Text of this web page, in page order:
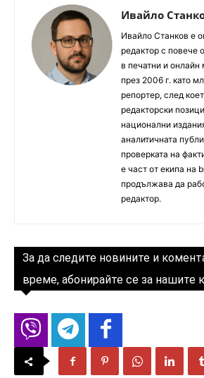
Ивайло
Ивайло Станков е
редактор с повече
в печатни и
през 2006 г. като
репортер, след
редакторски
национални
аналитичната
проверката на
е част от екипа на
продължава да
редактор.
За да следите новините и
време, абонирайте се за нашите